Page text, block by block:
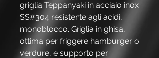
griglia Teppanyaki in acciaio inox
SS#304 resistente agli acidi,
monoblocco. Griglia in ghisa,
ottima per friggere hamburger o
verdure, e supporto per